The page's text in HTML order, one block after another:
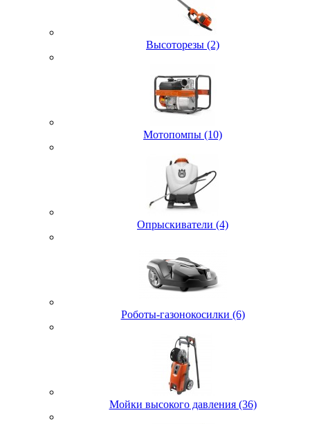
Высоторезы (2)
Мотопомпы (10)
Опрыскиватели (4)
Роботы-газонокосилки (6)
Мойки высокого давления (36)